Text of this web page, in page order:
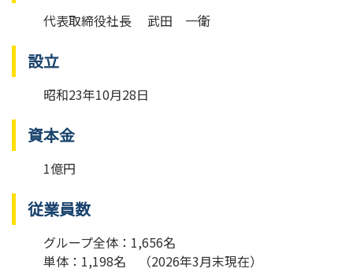
代表取締役社長 武田 一衛
設立
昭和23年10月28日
資本金
1億円
従業員数
グループ全体：1,656名
単体：1,198名 （2026年3月末現在）